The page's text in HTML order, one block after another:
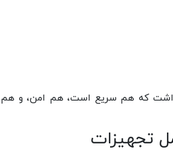
داشت که هم سریع است، هم امن، و هم
تجهیزات